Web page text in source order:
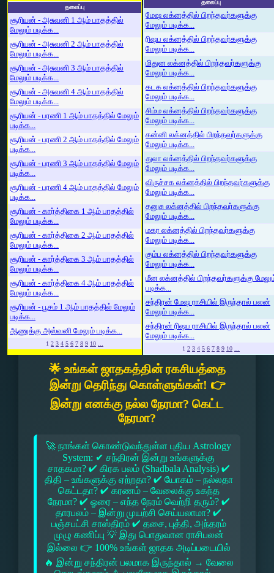
தலைப்பு
சூரியன் - அசுவனி 1 ஆம் பாதத்தில்
மேலும் படிக்க...
சூரியன் - அசுவனி 2 ஆம் பாதத்தில்
மேலும் படிக்க...
சூரியன் - அசுவனி 3 ஆம் பாதத்தில்
மேலும் படிக்க...
சூரியன் - அசுவனி 4 ஆம் பாதத்தில்
மேலும் படிக்க...
சூரியன் - பரணி 1 ஆம் பாதத்தில் மேலும்
படிக்க...
சூரியன் - பரணி 2 ஆம் பாதத்தில் மேலும்
படிக்க...
சூரியன் - பரணி 3 ஆம் பாதத்தில் மேலும்
படிக்க...
சூரியன் - பரணி 4 ஆம் பாதத்தில் மேலும்
படிக்க...
சூரியன் - கார்த்திகை 1 ஆம் பாதத்தில்
மேலும் படிக்க...
சூரியன் - கார்த்திகை 2 ஆம் பாதத்தில்
மேலும் படிக்க...
சூரியன் - கார்த்திகை 3 ஆம் பாதத்தில்
மேலும் படிக்க...
சூரியன் - கார்த்திகை 4 ஆம் பாதத்தில்
மேலும் படிக்க...
சூரியன் - பூசம் 1 ஆம் பாதத்தில் மேலும்
படிக்க...
ஆணுக்கு அஸ்வனி மேலும் படிக்க...
1 2 3 4 5 6 7 8 9 10 ...
தலைப்பு
மேஷ லக்னத்தில் பிறந்தவர்களுக்கு
மேலும் படிக்க...
ரிஷப லக்னத்தில் பிறந்தவர்களுக்கு
மேலும் படிக்க...
மிதுன லக்னத்தில் பிறந்தவர்களுக்கு
மேலும் படிக்க...
கடக லக்னத்தில் பிறந்தவர்களுக்கு
மேலும் படிக்க...
சிம்ம லக்னத்தில் பிறந்தவர்களுக்கு
மேலும் படிக்க...
கன்னி லக்னத்தில் பிறந்தவர்களுக்கு
மேலும் படிக்க...
துலா லக்னத்தில் பிறந்தவர்களுக்கு
மேலும் படிக்க...
விருச்சக லக்னத்தில் பிறந்தவர்களுக்கு
மேலும் படிக்க...
தனுசு லக்னத்தில் பிறந்தவர்களுக்கு
மேலும் படிக்க...
மகர லக்னத்தில் பிறந்தவர்களுக்கு
மேலும் படிக்க...
கும்ப லக்னத்தில் பிறந்தவர்களுக்கு
மேலும் படிக்க...
மீன லக்னத்தில் பிறந்தவர்களுக்கு
படிக்க...
சந்திரன் மேஷ ராசியில் இருந்தால் பலன்
மேலும் படிக்க...
சந்திரன் ரிஷப ராசியில் இருந்தால் பலன்
மேலும் படிக்க...
1 2 3 4 5 6 7 8 9 10 ...
🌟 உங்கள் ஜாதகத்தின் ரகசியத்தை
இன்று தெரிந்து கொள்ளுங்கள்! 👉
இன்று எனக்கு நல்ல நேரமா? கெட்ட
நேரமா?
🚀 நாங்கள் கொண்டுவந்துள்ள புதிய Astrology
System: ✔ சந்திரன் இன்று உங்களுக்கு
சாதகமா? ✔ கிரக பலம் (Shadbala Analysis) ✔
திதி – உங்களுக்கு ஏற்றதா? ✔ யோகம் – நல்லதா
கெட்டதா? ✔ கரணம் – வேலைக்கு உகந்த
நேரமா? ✔ ஓரை – எந்த நேரம் வெற்றி தரும்? ✔
தாரபலம் – இன்று முயற்சி செய்யலாமா? ✔
பஞ்சபட்சி சாஸ்திரம் ✔ தசை, புத்தி, அந்தரம்
முழு கணிப்பு 💡 இது பொதுவான ராசிபலன்
இல்லை 👉 100% உங்கள் ஜாதக அடிப்படையில்
🔥 இன்று சந்திரன் பலமாக இருந்தால் → வேலை